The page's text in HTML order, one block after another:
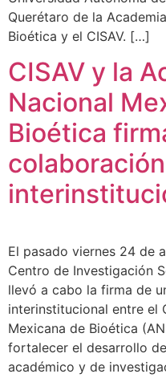
Querétaro de la
Bioética y el CISAV. […]
CISAV y la
Nacional
Bioética
colaboración
El pasado viernes 24 de
Centro de Investigación
llevó a cabo la firma de
interinstitucional entre el
Mexicana de Bioética
fortalecer el desarrollo
académico y de